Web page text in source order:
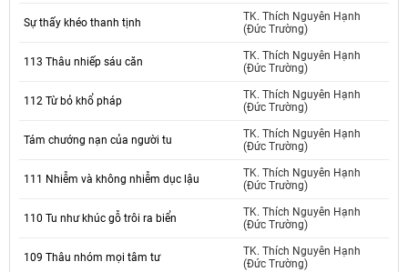
Sự thấy khéo thanh tịnh
TK. Thích Nguyên Hạnh
(Đức Trường)
113 Thâu nhiếp sáu căn
TK. Thích Nguyên Hạnh
(Đức Trường)
112 Từ bỏ khổ pháp
TK. Thích Nguyên Hạnh
(Đức Trường)
Tám chướng nạn của người tu
TK. Thích Nguyên Hạnh
(Đức Trường)
111 Nhiễm và không nhiễm dục lậu
TK. Thích Nguyên Hạnh
(Đức Trường)
110 Tu như khúc gỗ trôi ra biển
TK. Thích Nguyên Hạnh
(Đức Trường)
109 Thâu nhóm mọi tâm tư
TK. Thích Nguyên Hạnh
(Đức Trường)